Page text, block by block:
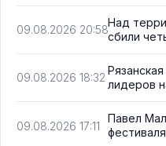
09.08.2026 20:58
Над
сбили
09.08.2026 18:32лидеров
09.08.2026 17:11
Павел